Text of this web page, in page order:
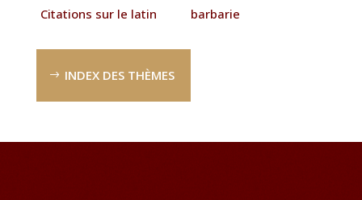
Citations sur le latin
barbarie
INDEX DES THÈMES